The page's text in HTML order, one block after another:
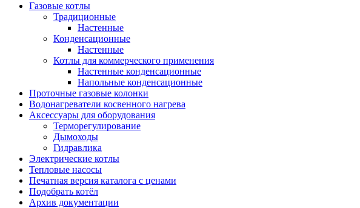
Газовые котлы
Традиционные
Настенные
Конденсационные
Настенные
Котлы для коммерческого применения
Настенные конденсационные
Напольные конденсационные
Проточные газовые колонки
Водонагреватели косвенного нагрева
Аксессуары для оборудования
Терморегулирование
Дымоходы
Гидравлика
Электрические котлы
Тепловые насосы
Печатная версия каталога с ценами
Подобрать котёл
Архив документации